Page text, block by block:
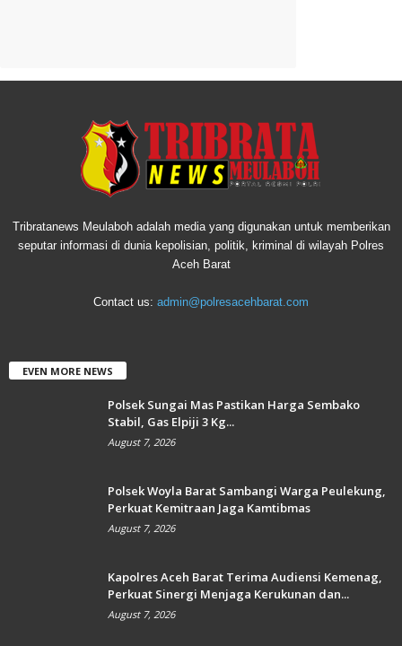
Tribratanews Meulaboh adalah media yang digunakan untuk memberikan
seputar informasi di dunia kepolisian, politik, kriminal di wilayah Polres
Aceh Barat
Contact us: admin@polresacehbarat.com
EVEN MORE NEWS
Polsek Sungai Mas Pastikan Harga Sembako
Stabil, Gas Elpiji 3 Kg...
August 7, 2026
Polsek Woyla Barat Sambangi Warga Peulekung,
Perkuat Kemitraan Jaga Kamtibmas
August 7, 2026
Kapolres Aceh Barat Terima Audiensi Kemenag,
Perkuat Sinergi Menjaga Kerukunan dan...
August 7, 2026